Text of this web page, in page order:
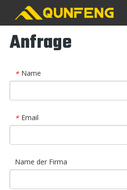
Anfrage
* Name
* Email
Name der Firma